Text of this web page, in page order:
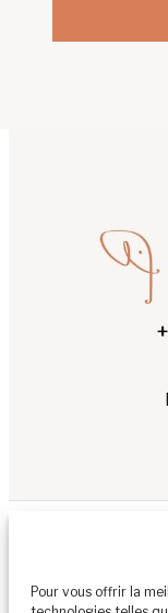
Pour vous offrir la